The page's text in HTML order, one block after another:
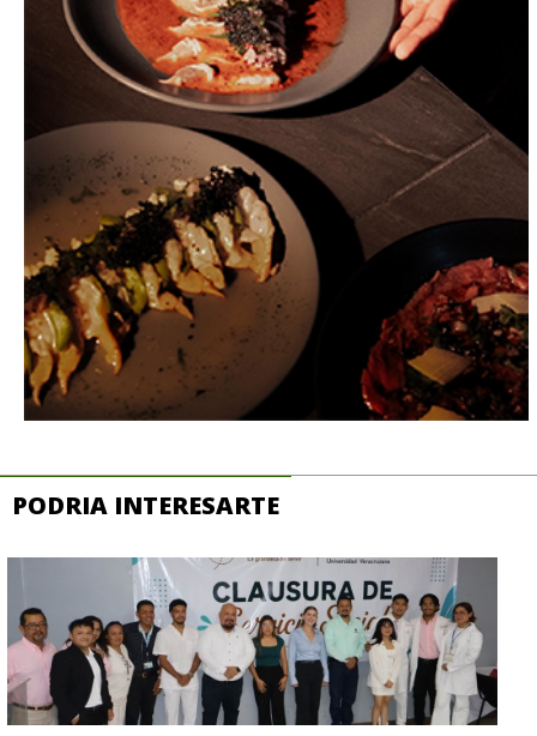
PODRIA INTERESARTE